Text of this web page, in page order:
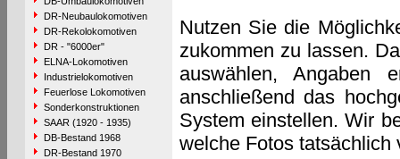
DR-Neubaulokomotiven
DR-Rekolokomotiven
DR - "6000er"
ELNA-Lokomotiven
Industrielokomotiven
Feuerlose Lokomotiven
Sonderkonstruktionen
SAAR (1920 - 1935)
DB-Bestand 1968
DR-Bestand 1970
Nutzen Sie die
zukommen zu lassen.
auswählen, Angaben
anschließend das
System einstellen. Wir
welche Fotos tatsächlich